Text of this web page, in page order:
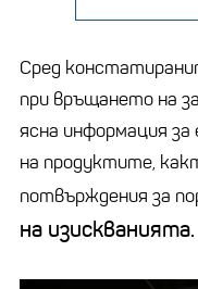
Сред
при връщането на
ясна информация
на продуктите,
потвърждения за
на изискванията.